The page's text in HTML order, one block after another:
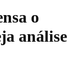
o
análise